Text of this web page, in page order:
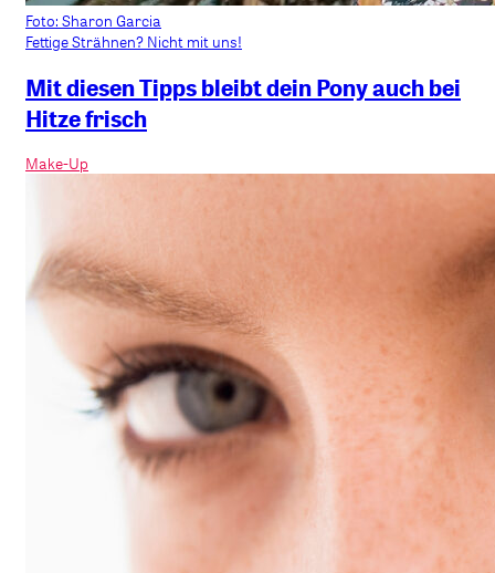
Foto: Sharon Garcia
Fettige Strähnen? Nicht mit uns!
Mit diesen Tipps bleibt dein Pony auch bei
Hitze frisch
Make-Up